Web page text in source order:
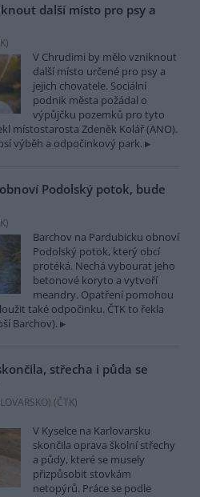
další místo pro psy a
)
V Chrudimi by mělo vzniknout
další místo určené pro psy a
jejich chovatele. Sociální
podnik města požádal o
výpůjčku pozemků pro tyto
místostarosta Zdeněk Kolář (ANO).
výběh a odpočinkový park.
Podolský potok, bude
)
Barchov na Pardubicku obnoví
Podolský potok, který obcí
protéká. Nechá vybourat jeho
betonové koryto a vytvoří
meandry. Opatření pomohou
také odpočinku. ČTK to řekla
Barchov).
střecha i půda se
(ČTK)
V Kyselce na Karlovarsku
skončila oprava školní střechy
a půdy, které se musely
přizpůsobit stovkám
netopýrů. Práce se podle